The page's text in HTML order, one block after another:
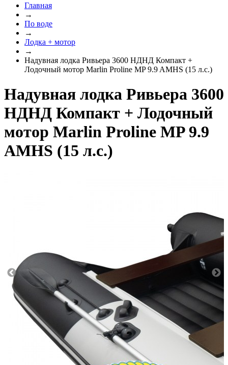
Главная
→
По воде
→
Лодка + мотор
→
Надувная лодка Ривьера 3600 НДНД Компакт +
Лодочный мотор Marlin Proline MP 9.9 AMHS (15 л.с.)
Надувная лодка Ривьера 3600
НДНД Компакт + Лодочный
мотор Marlin Proline MP 9.9
AMHS (15 л.с.)